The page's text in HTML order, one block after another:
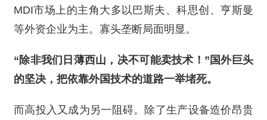
MDI市场上的主角大多以巴斯夫、科思创、亨斯曼
等外资企业为主。寡头垄断局面明显。
“除非我们日薄西山，决不可能卖技术！”国外巨头
的坚决，把依靠外国技术的道路一举堵死。
而高投入又成为另一阻碍。除了生产设备造价昂贵